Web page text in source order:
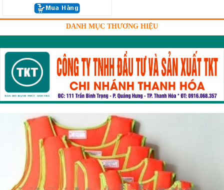
DANH MỤC THƯƠNG HIỆU